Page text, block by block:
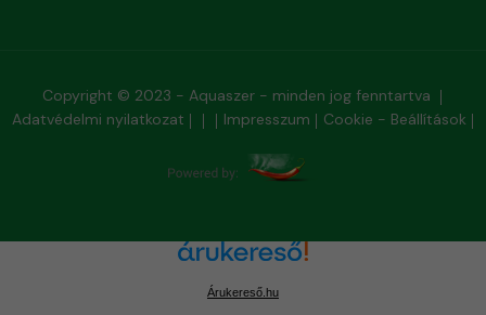
Copyright © 2023 - Aquaszer - minden jog fenntartva
Adatvédelmi nyilatkozat
Impresszum Cookie - Beállítások
Árukereső.hu